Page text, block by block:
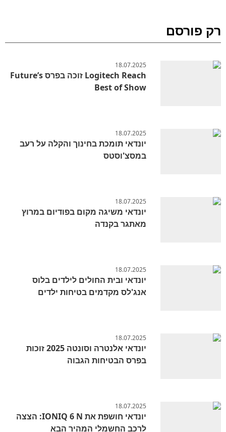
רק פורסם
18.07.2025
Logitech Reach זוכה בפרס Future’s
Best of Show
18.07.2025
יונדאי תומכת בחינוך והקלה על רעב
במסצ'וסטס
18.07.2025
יונדאי משיגה מקום בפודיום במרוץ
מאתגר בקנדה
18.07.2025
יונדאי ובית החולים לילדים בלוס
אנג'לס מקדמים בטיחות ילדים
18.07.2025
יונדאי אלנטרה וסונטה 2025 זוכות
בפרס הבטיחות הגבוה
18.07.2025
יונדאי חושפת את IONIQ 6 N: הצצה
לרכב החשמלי המהיר הבא